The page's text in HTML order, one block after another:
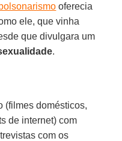
bolsonarismo oferecia
ele, que vinha
que divulgara um
.
(filmes domésticos,
de internet) com
com os